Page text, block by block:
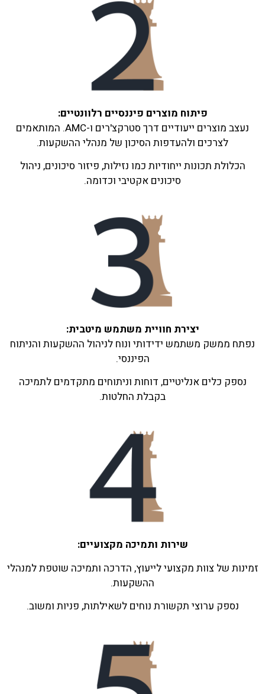
פיתוח מוצרים פיננסיים רלוונטיים:
נעצב מוצרים ייעודיים דרך סטרקצ'רים ו-AMC. המותאמים
לצרכים ולהעדפות הסיכון של מנהלי ההשקעות.
הכלולת תכונות ייחודיות כמו נזילות, פיזור סיכונים, ניהול
סיכונים אקטיבי וכדומה.
יצירת חוויית משתמש מיטבית:
נפתח ממשק משתמש ידידותי ונוח לניהול ההשקעות והניתוח
הפיננסי.
נספק כלים אנליטיים, דוחות וניתוחים מתקדמים לתמיכה
בקבלת החלטות.
שירות ותמיכה מקצועיים:
זמינות של צוות מקצועי לייעוץ, הדרכה ותמיכה שוטפת למנהלי
ההשקעות.
נספק ערוצי תקשורת נוחים לשאילתות, פניות ומשוב.